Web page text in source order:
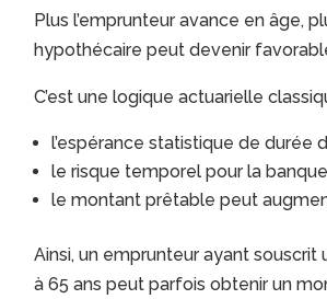
Plus l’emprunteur avance en âge,
hypothécaire peut devenir
C’est une logique actuarielle
l’espérance statistique de durée
le risque temporel pour la
le montant prêtable peut
Ainsi, un emprunteur ayant souscrit
à 65 ans peut parfois obtenir un